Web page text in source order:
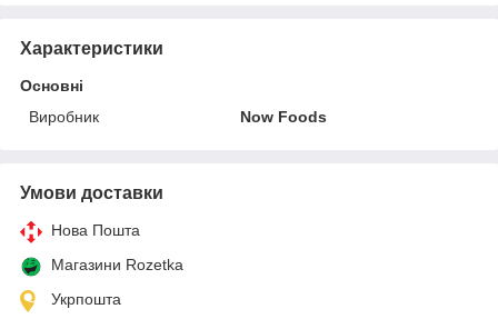
Характеристики
Основні
Виробник
Now Foods
Умови доставки
Нова Пошта
Магазини Rozetka
Укрпошта